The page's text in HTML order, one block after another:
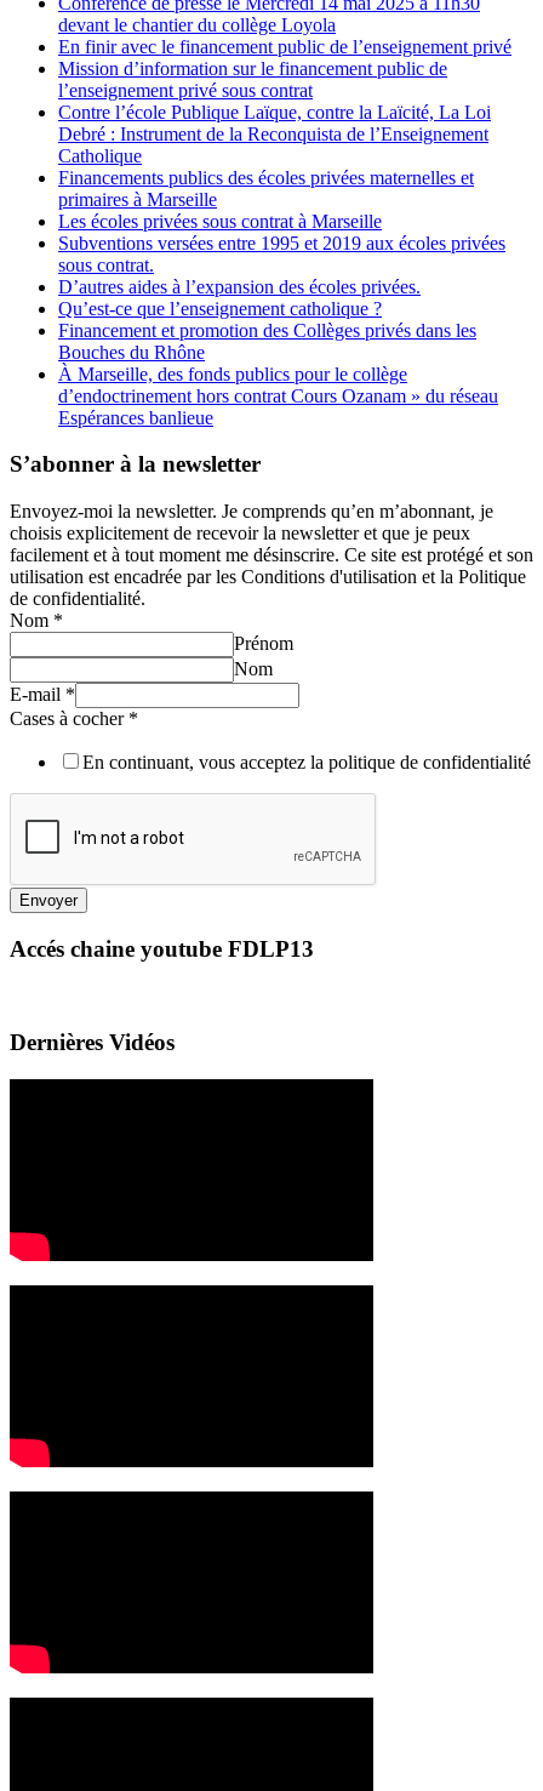
devant le chantier du collège Loyola
En finir avec le financement public de l’enseignement privé
Mission d’information sur le financement public de
l’enseignement privé sous contrat
Contre l’école Publique Laïque, contre la Laïcité, La Loi
Debré : Instrument de la Reconquista de l’Enseignement
Catholique
Financements publics des écoles privées maternelles et
primaires à Marseille
Les écoles privées sous contrat à Marseille
Subventions versées entre 1995 et 2019 aux écoles privées
sous contrat.
D’autres aides à l’expansion des écoles privées.
Qu’est-ce que l’enseignement catholique ?
Financement et promotion des Collèges privés dans les
Bouches du Rhône
À Marseille, des fonds publics pour le collège
d’endoctrinement hors contrat Cours Ozanam » du réseau
Espérances banlieue
S’abonner à la newsletter
Envoyez-moi la newsletter. Je comprends qu’en m’abonnant, je
choisis explicitement de recevoir la newsletter et que je peux
facilement et à tout moment me désinscrire. Ce site est protégé et son
utilisation est encadrée par les Conditions d'utilisation et la Politique
de confidentialité.
Nom *
Prénom
Nom
E-mail *
Cases à cocher *
En continuant, vous acceptez la politique de confidentialité
Envoyer
Accés chaine youtube FDLP13
Dernières Vidéos